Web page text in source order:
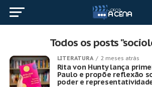
Todos os posts
LITERATURA 2 meses atrás
Rita von Hunty lança
Paulo e propõe reflexão
poder e